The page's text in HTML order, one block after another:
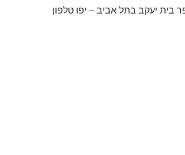
בית יעקב בתל אביב – יפו טלפון